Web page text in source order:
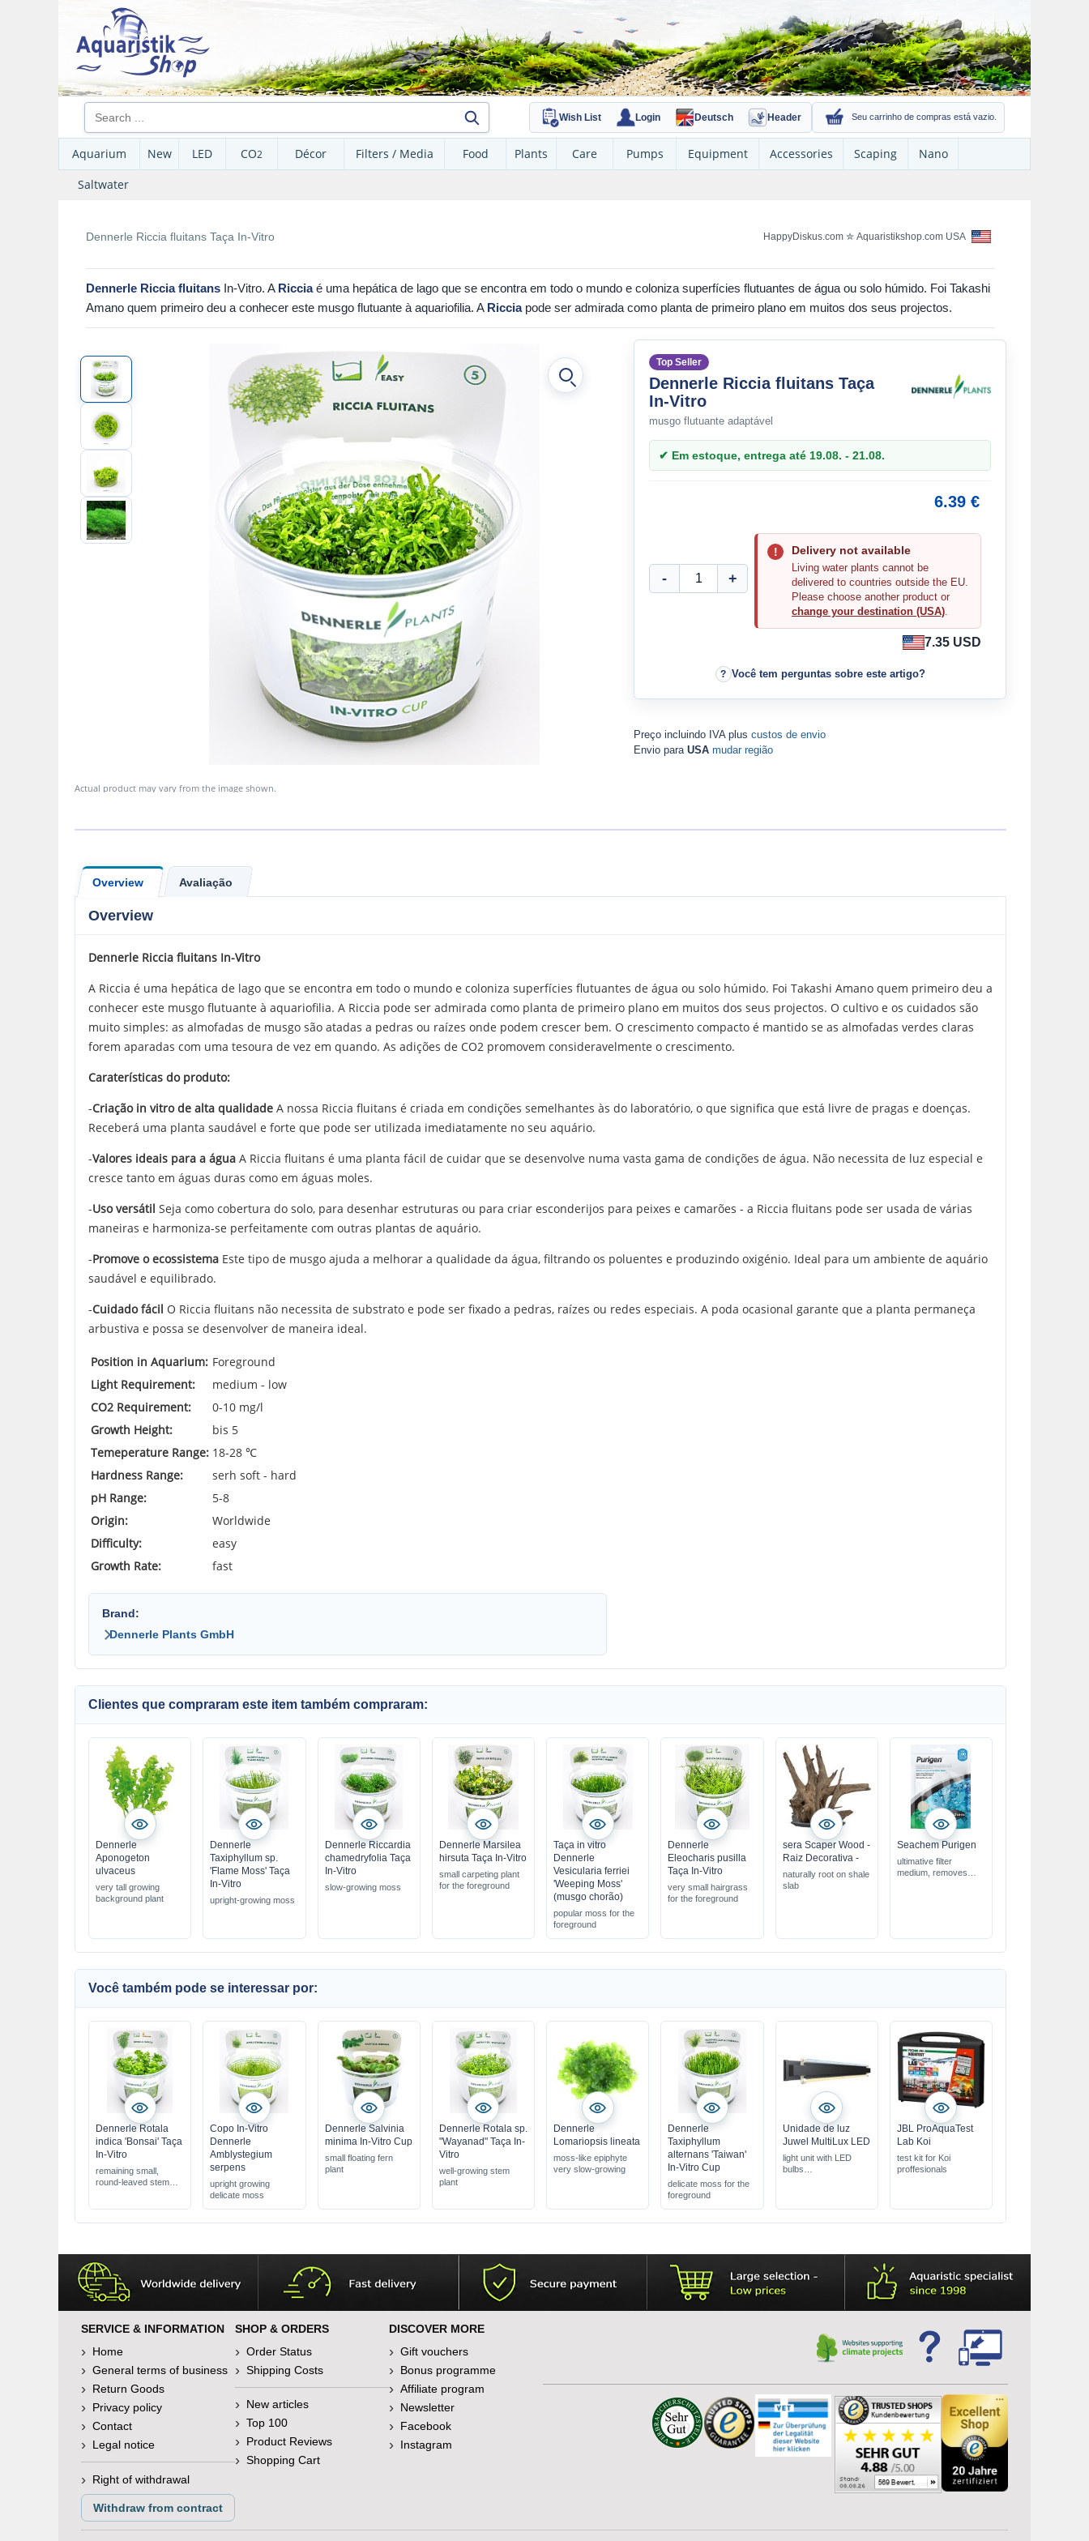
Wish List Login Deutsch Header Seu carrinho de compras está vazio.
Aquarium New LED CO2 Décor Filters / Media Food Plants Care Pumps Equipment Accessories Scaping
Nano
Saltwater
Dennerle Riccia fluitans Taça In-Vitro HappyDiskus.com ✮ Aquaristikshop.com USA
Dennerle Riccia fluitans In-Vitro. A Ricciaé uma hepática de lago que se encontra em todo o mundo e coloniza superfícies flutuantes de água ou solo húmido. Foi Takashi
Amano quem primeiro deu a conhecer este musgo flutuante à aquariofilia. A Ricciapode ser admirada como planta de primeiro plano em muitos dos seus projectos.
Actual product may vary from the image shown.
Top Seller
Dennerle Riccia fluitans Taça
In-Vitro
musgo flutuante adaptável
✔ Em estoque, entrega até 19.08. - 21.08.
6.39 €
Delivery not available
Living water plants cannot be
delivered to countries outside the EU.
Please choose another product or
change your destination (USA).
7.35 USD
Você tem perguntas sobre este artigo?
Preço incluindo IVA plus custos de envio
Envio para USA mudar região
Overview Avaliação
Overview
Dennerle Riccia fluitans In-Vitro
A Riccia é uma hepática de lago que se encontra em todo o mundo e coloniza superfícies flutuantes de água ou solo húmido. Foi Takashi Amano quem primeiro deu a
conhecer este musgo flutuante à aquariofilia. A Riccia pode ser admirada como planta de primeiro plano em muitos dos seus projectos. O cultivo e os cuidados são
muito simples: as almofadas de musgo são atadas a pedras ou raízes onde podem crescer bem. O crescimento compacto é mantido se as almofadas verdes claras
forem aparadas com uma tesoura de vez em quando. As adições de CO2 promovem consideravelmente o crescimento.
Caraterísticas do produto:
-Criação in vitro de alta qualidade A nossa Riccia fluitans é criada em condições semelhantes às do laboratório, o que significa que está livre de pragas e doenças.
Receberá uma planta saudável e forte que pode ser utilizada imediatamente no seu aquário.
-Valores ideais para a água A Riccia fluitans é uma planta fácil de cuidar que se desenvolve numa vasta gama de condições de água. Não necessita de luz especial e
cresce tanto em águas duras como em águas moles.
-Uso versátil Seja como cobertura do solo, para desenhar estruturas ou para criar esconderijos para peixes e camarões - a Riccia fluitans pode ser usada de várias
maneiras e harmoniza-se perfeitamente com outras plantas de aquário.
-Promove o ecossistema Este tipo de musgo ajuda a melhorar a qualidade da água, filtrando os poluentes e produzindo oxigénio. Ideal para um ambiente de aquário
saudável e equilibrado.
-Cuidado fácil O Riccia fluitans não necessita de substrato e pode ser fixado a pedras, raízes ou redes especiais. A poda ocasional garante que a planta permaneça
arbustiva e possa se desenvolver de maneira ideal.
Position in Aquarium: Foreground
Light Requirement:
medium - low
CO2 Requirement:
0-10 mg/l
Growth Height:
bis 5
Temeperature Range: 18-28 ℃
Hardness Range:
serh soft - hard
pH Range:
5-8
Origin:
Worldwide
Difficulty:
easy
Growth Rate:
fast
Brand:
Dennerle Plants GmbH
Clientes que compraram este item também compraram:
Dennerle
Aponogeton
ulvaceus
very tall growing
background plant
Dennerle
Taxiphyllum sp.
'Flame Moss' Taça
In-Vitro
upright-growing moss
Dennerle Riccardia
chamedryfolia Taça
In-Vitro
slow-growing moss
Dennerle Marsilea
hirsuta Taça In-Vitro
small carpeting plant
for the foreground
Taça in vitro
Dennerle
Vesicularia ferriei
'Weeping Moss'
(musgo chorão)
popular moss for the
foreground
Dennerle
Eleocharis pusilla
Taça In-Vitro
very small hairgrass
for the foreground
sera Scaper Wood -
Raiz Decorativa -
naturally root on shale
slab
Seachem Purigen
ultimative filter
medium, removes
Você também pode se interessar por:
Dennerle Rotala
indica 'Bonsai' Taça
In-Vitro
remaining small,
round-leaved stem
Copo In-Vitro
Dennerle
Amblystegium
serpens
upright growing
delicate moss
Dennerle Salvinia
minima In-Vitro Cup
small floating fern
plant
Dennerle Rotala sp.
"Wayanad" Taça In-
Vitro
well-growing stem
plant
Dennerle
Lomariopsis lineata
moss-like epiphyte
very slow-growing
Dennerle
Taxiphyllum
alternans 'Taiwan'
In-Vitro Cup
delicate moss for the
foreground
Unidade de luz
Juwel MultiLux LED
light unit with LED
bulbs
JBL ProAquaTest
Lab Koi
test kit for Koi
proffesionals
SERVICE & INFORMATION
Home
General terms of business
Return Goods
Privacy policy
Contact
Legal notice
Right of withdrawal
Withdraw from contract
SHOP & ORDERS
Order Status
Shipping Costs
New articles
Top 100
Product Reviews
Shopping Cart
DISCOVER MORE
Gift vouchers
Bonus programme
Affiliate program
Newsletter
Facebook
Instagram